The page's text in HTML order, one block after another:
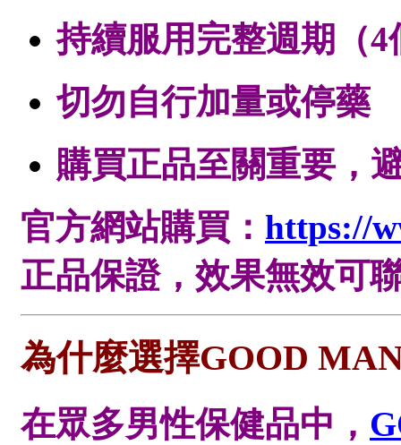
持續服用完整週期（
切勿自行加量或停藥
購買正品至關重要，
官方網站購買： https://
正品保證，效果無效可
為什麼選擇GOOD
在眾多男性保健品中，